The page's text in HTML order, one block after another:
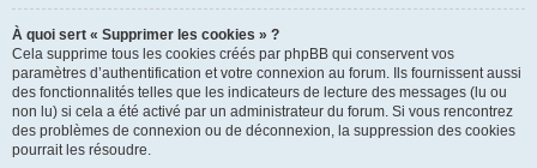
À quoi sert « Supprimer les cookies » ?
Cela supprime tous les cookies créés par phpBB qui conservent vos
paramètres d’authentification et votre connexion au forum. Ils fournissent aussi
des fonctionnalités telles que les indicateurs de lecture des messages (lu ou
non lu) si cela a été activé par un administrateur du forum. Si vous rencontrez
des problèmes de connexion ou de déconnexion, la suppression des cookies
pourrait les résoudre.